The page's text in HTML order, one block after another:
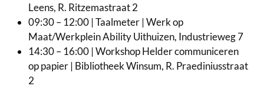
Leens, R. Ritzemastraat 2
09:30 – 12:00 | Taalmeter | Werk op
Maat/Werkplein Ability Uithuizen, Industrieweg 7
14:30 – 16:00 | Workshop Helder communiceren
op papier | Bibliotheek Winsum, R. Praediniusstraat
2